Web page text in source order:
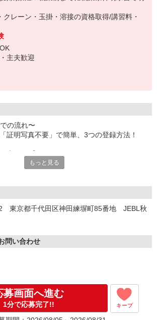
クレーン・玉掛・溶接の資格取得/講習料・
主夫歓迎
の流れ〜
証明写真不要」で簡単、3つの登録方法！
登録OK
30分）】
仕事の中から、あなたにピッタリのお仕事を
見学で気になる事はしっかりチェック！
の勤務も可能です！
もっと見る
東京都千代田区神田練塀町85番地 JEBL秋
問い合わせ
募画面へ進む
1分で応募完了!! キープ